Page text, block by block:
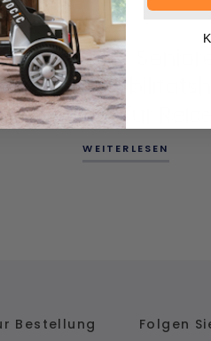
SEPTEMBER 02 2024
für
geeignet für
WEITERLESEN
Bestellung Folgen